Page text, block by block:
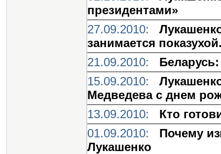
президентами»
27.09.2010:
занимается
21.09.2010:
15.09.2010:
Медведева с днем
13.09.2010:
Кто
01.09.2010:
Почему
Лукашенко